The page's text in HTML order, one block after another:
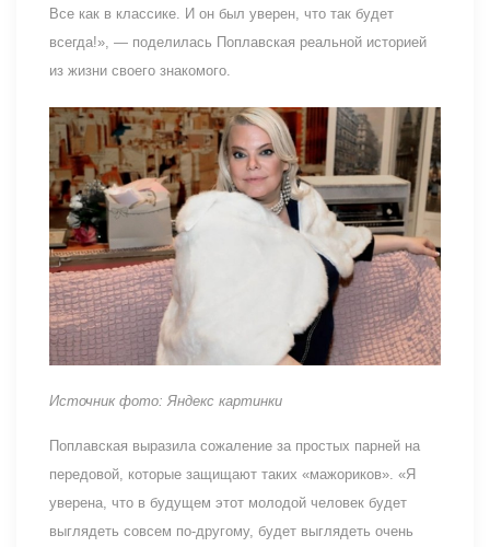
Все как в классике. И он был уверен, что так будет
всегда!», — поделилась Поплавская реальной историей
из жизни своего знакомого.
Источник фото: Яндекс картинки
Поплавская выразила сожаление за простых парней на
передовой, которые защищают таких «мажориков». «Я
уверена, что в будущем этот молодой человек будет
выглядеть совсем по-другому, будет выглядеть очень